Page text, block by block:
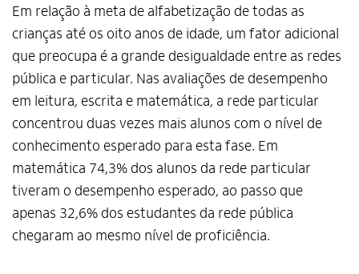
Em relação à meta de alfabetização de todas as
crianças até os oito anos de idade, um fator adicional
que preocupa é a grande desigualdade entre as redes
pública e particular. Nas avaliações de desempenho
em leitura, escrita e matemática, a rede particular
concentrou duas vezes mais alunos com o nível de
conhecimento esperado para esta fase. Em
matemática 74,3% dos alunos da rede particular
tiveram o desempenho esperado, ao passo que
apenas 32,6% dos estudantes da rede pública
chegaram ao mesmo nível de proficiência.